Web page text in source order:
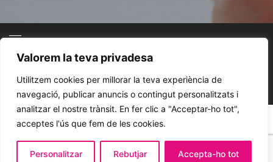
Valorem la teva privadesa
Utilitzem cookies per millorar la teva experiència de
navegació, publicar anuncis o contingut personalitzats i
analitzar el nostre trànsit. En fer clic a "Acceptar-ho tot",
acceptes l'ús que fem de les cookies.
Personalitzar Rebutjar Accepta-ho tot
POLÍTICA DE REDES SOCIALESAVISO LEGALPOLÍTICA DE PRIVACIDAD
© 2021. DAE. Dones Amb Empenta. Diseño Jordi Magaña